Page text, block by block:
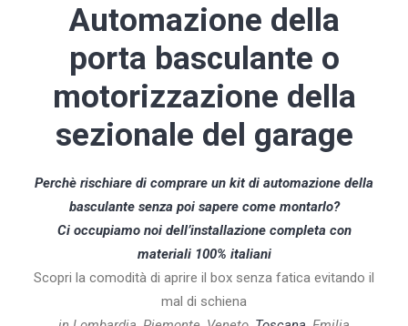
PREVENTIVO
NUMERO VERDE
Automazione della
porta basculante o
motorizzazione della
sezionale del garage
Perchè rischiare di comprare un kit di automazione della
basculante senza poi sapere come montarlo?
Ci occupiamo noi dell’installazione completa con
materiali 100% italiani
Scopri la comodità di aprire il box senza fatica evitando il
mal di schiena